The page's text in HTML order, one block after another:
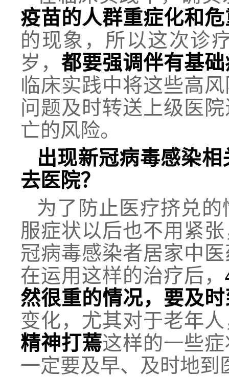
疫苗的人群重症化和
的现象，所以这次诊
岁，都要强调伴有基
临床实践中将这些高
问题及时转送上级医
亡的风险。
出现新冠病毒感染
去医院？
为了防止医疗挤兑
服症状以后也不用紧
冠病毒感染者居家中
在运用这样的治疗后，
然很重的情况，要及
变化，尤其对于老年
精神打蔫这样的一些
一定要及早、及时地到